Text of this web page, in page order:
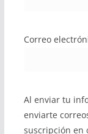
Correo
Al enviar tu
enviarte
suscripción en